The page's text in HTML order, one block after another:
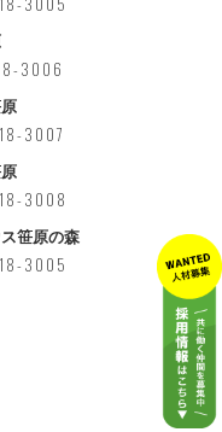
3006
3007
3008
笹原の森
3005